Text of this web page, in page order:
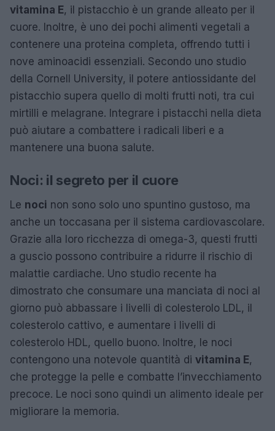
vitamina E, il pistacchio è un grande alleato per il
cuore. Inoltre, è uno dei pochi alimenti vegetali a
contenere una proteina completa, offrendo tutti i
nove aminoacidi essenziali. Secondo uno studio
della Cornell University, il potere antiossidante del
pistacchio supera quello di molti frutti noti, tra cui
mirtilli e melagrane. Integrare i pistacchi nella dieta
può aiutare a combattere i radicali liberi e a
mantenere una buona salute.
Noci: il segreto per il cuore
Le noci non sono solo uno spuntino gustoso, ma
anche un toccasana per il sistema cardiovascolare.
Grazie alla loro ricchezza di omega-3, questi frutti
a guscio possono contribuire a ridurre il rischio di
malattie cardiache. Uno studio recente ha
dimostrato che consumare una manciata di noci al
giorno può abbassare i livelli di colesterolo LDL, il
colesterolo cattivo, e aumentare i livelli di
colesterolo HDL, quello buono. Inoltre, le noci
contengono una notevole quantità di vitamina E,
che protegge la pelle e combatte l’invecchiamento
precoce. Le noci sono quindi un alimento ideale per
migliorare la memoria.